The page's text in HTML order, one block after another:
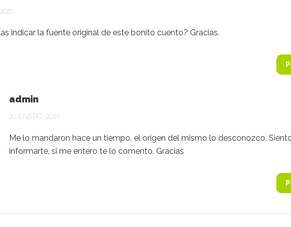
indicar la fuente original de este bonito cuento? Gracias.
admin
20 ENERO, 2021
Me lo mandaron hace un tiempo, el origen del mismo lo desconozco.
informarte, si me entero te lo comento. Gracias